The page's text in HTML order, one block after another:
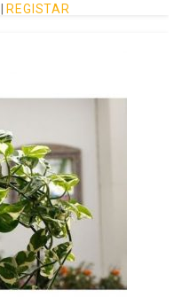
|REGISTAR